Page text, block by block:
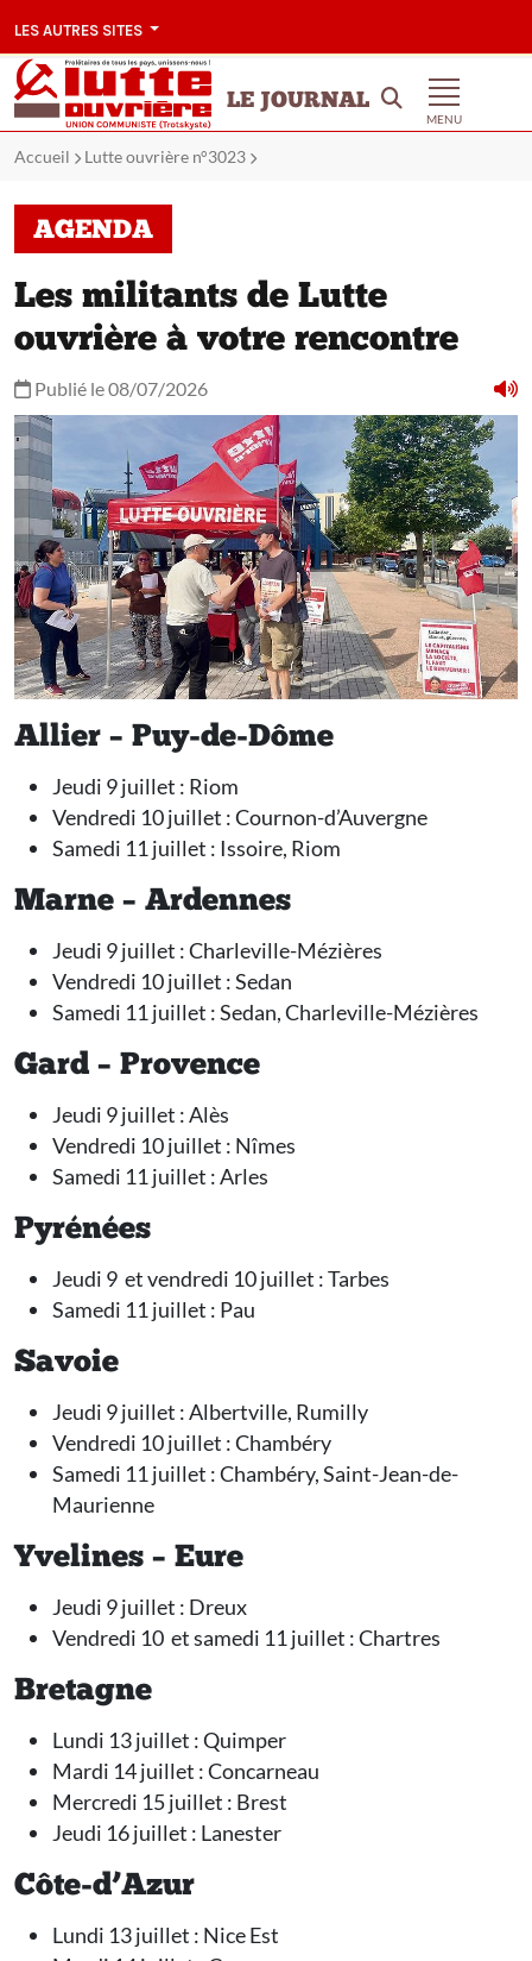
LES AUTRES SITES
LE JOURNAL
MENU
Accueil Lutte ouvrière n°3023
AGENDA
Les militants de Lutte
ouvrière à votre rencontre
Publié le 08/07/2026
Allier – Puy-de-Dôme
Jeudi 9 juillet : Riom
Vendredi 10 juillet : Cournon-d’Auvergne
Samedi 11 juillet : Issoire, Riom
Marne – Ardennes
Jeudi 9 juillet : Charleville-Mézières
Vendredi 10 juillet : Sedan
Samedi 11 juillet : Sedan, Charleville-Mézières
Gard – Provence
Jeudi 9 juillet : Alès
Vendredi 10 juillet : Nîmes
Samedi 11 juillet : Arles
Pyrénées
Jeudi 9 et vendredi 10 juillet : Tarbes
Samedi 11 juillet : Pau
Savoie
Jeudi 9 juillet : Albertville, Rumilly
Vendredi 10 juillet : Chambéry
Samedi 11 juillet : Chambéry, Saint-Jean-de-
Maurienne
Yvelines – Eure
Jeudi 9 juillet : Dreux
Vendredi 10 et samedi 11 juillet : Chartres
Bretagne
Lundi 13 juillet : Quimper
Mardi 14 juillet : Concarneau
Mercredi 15 juillet : Brest
Jeudi 16 juillet : Lanester
Côte-d’Azur
Lundi 13 juillet : Nice Est